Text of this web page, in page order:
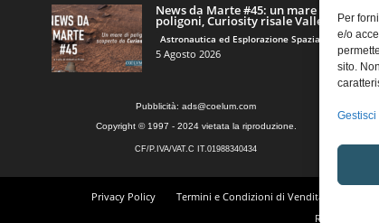
Per
e/o
sito.
Gestisci
News da Marte #45: un mare di
poligoni, Curiosity risale Valle...
Astronautica ed Esplorazione Spaziale
5 Agosto 2026
Il
Pubblicità: ads@coelum.com
Copyright © 1997 - 2024 vietata la riproduzione.
CF/P.IVA/VAT.C IT.01988340434
Privacy Policy Termini e Condizioni di Vendita
Regolamento